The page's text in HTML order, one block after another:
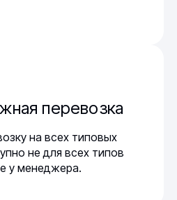
перевозка
на всех типовых
не для всех типов
у менеджера.